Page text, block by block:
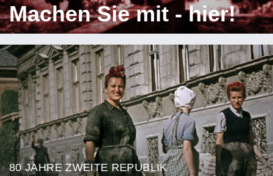
Machen Sie mit - hier!
80 JAHRE ZWEITE REPUBLIK